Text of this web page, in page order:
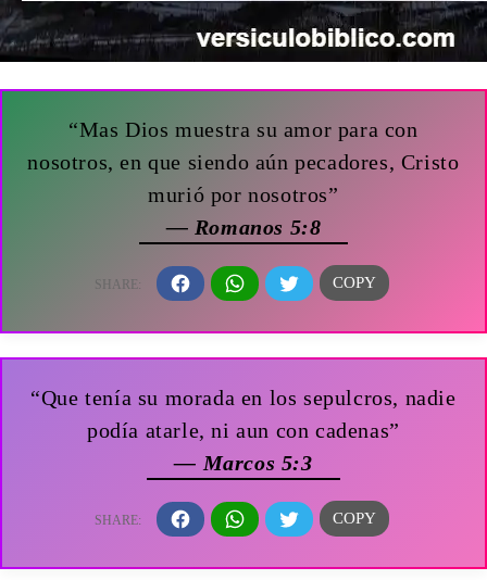
“Mas Dios muestra su amor para con
nosotros, en que siendo aún pecadores, Cristo
murió por nosotros”
— Romanos 5:8
“Que tenía su morada en los sepulcros, nadie
podía atarle, ni aun con cadenas”
— Marcos 5:3